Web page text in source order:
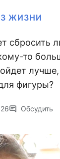
ЖИЗНИ
сбросить
то
фигуры?
Обсудить